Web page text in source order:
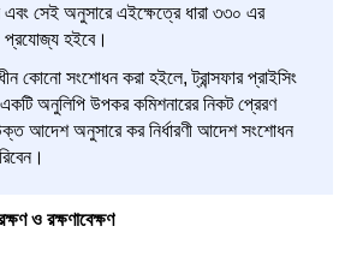
এবং সেই অনুসারে এইক্ষেত্রে ধারা ৩৩০ এর
প্রযোজ্য হইবে।
কোনো সংশোধন করা হইলে, ট্রান্সফার প্রাইসিং
একটি অনুলিপি উপকর কমিশনারের নিকট প্রেরণ
উক্ত আদেশ অনুসারে কর নির্ধারণী আদেশ সংশোধন
ও রক্ষণাবেক্ষণ